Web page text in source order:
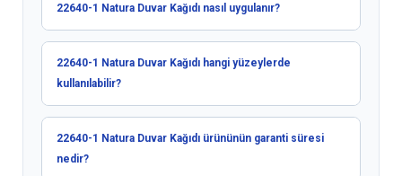
22640-1 Natura Duvar Kağıdı nasıl uygulanır?
22640-1 Natura Duvar Kağıdı hangi yüzeylerde
kullanılabilir?
22640-1 Natura Duvar Kağıdı ürününün garanti süresi
nedir?